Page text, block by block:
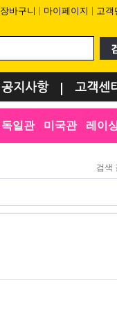
장바구니 마이페이지 고객
공지사항 고객센
독일관 미국관 레이
검색